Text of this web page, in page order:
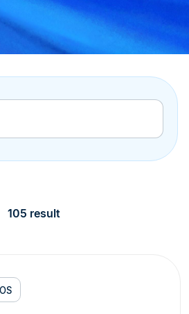
105 result